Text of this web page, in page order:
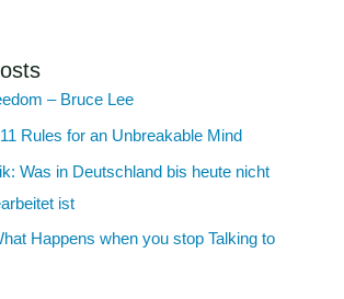
– Bruce Lee
Rules for an Unbreakable Mind
Was in Deutschland bis heute nicht
ist
Happens when you stop Talking to